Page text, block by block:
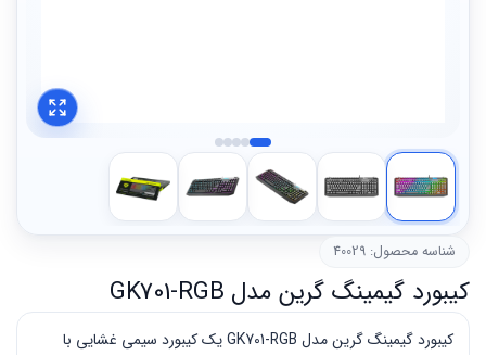
شناسه محصول: 40029
کیبورد گیمینگ گرین مدل GK701-RGB
کیبورد گیمینگ گرین مدل GK701-RGB یک کیبورد سیمی غشایی با